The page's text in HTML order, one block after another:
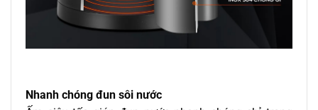
Nhanh chóng đun sôi nước